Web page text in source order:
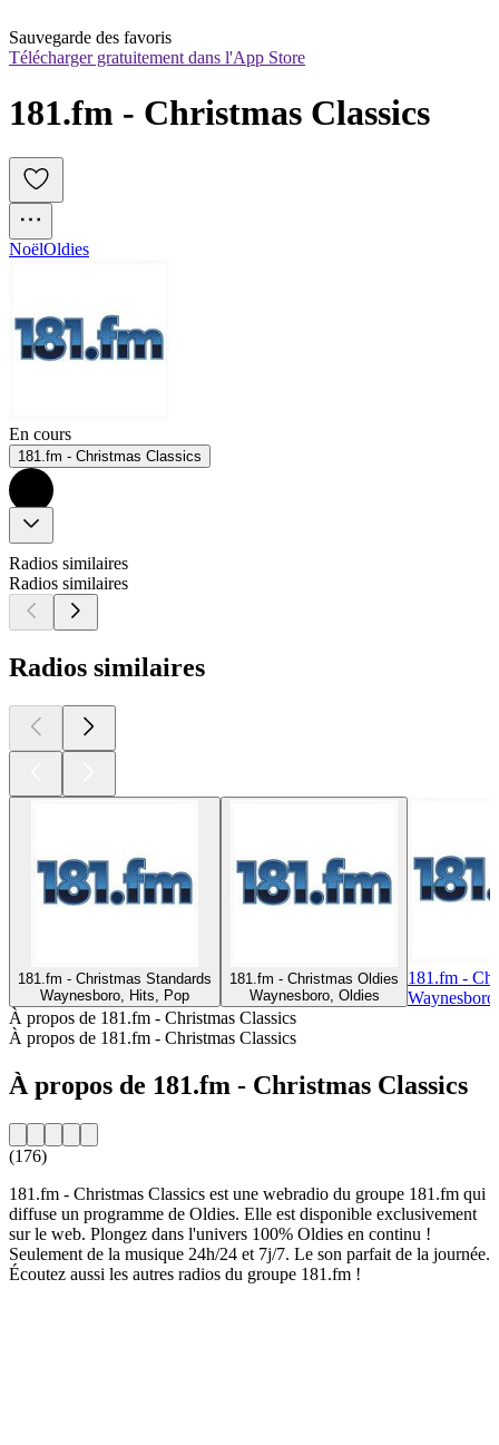
Sauvegarde des favoris
Télécharger gratuitement dans l'App Store
181.fm - Christmas Classics
NoëlOldies
En cours
181.fm - Christmas Classics
Radios similaires
Radios similaires
Radios similaires
181.fm - Christmas Standards
Waynesboro, Hits, Pop
181.fm - Christmas Oldies
Waynesboro, Oldies
181.fm -
À propos de 181.fm - Christmas Classics
À propos de 181.fm - Christmas Classics
À propos de 181.fm - Christmas Classics
(176)
181.fm - Christmas Classics est une webradio du groupe 181.fm qui
diffuse un programme de Oldies. Elle est disponible exclusivement
sur le web. Plongez dans l'univers 100% Oldies en continu !
Seulement de la musique 24h/24 et 7j/7. Le son parfait de la journée.
Écoutez aussi les autres radios du groupe 181.fm !